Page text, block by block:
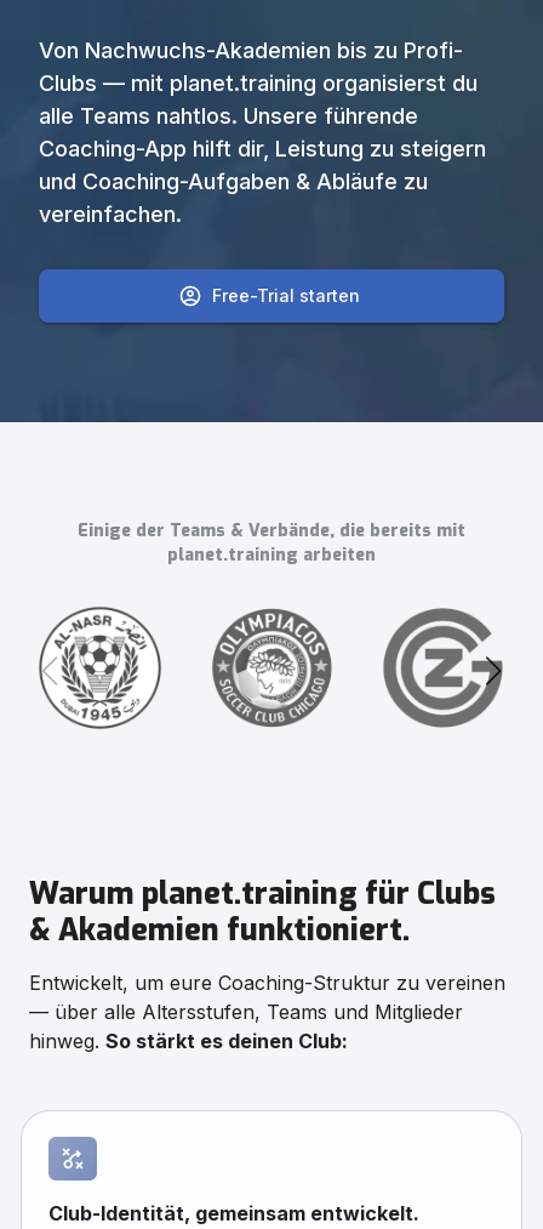
Von Nachwuchs-Akademien bis zu Profi-
Clubs — mit planet.training organisierst du
alle Teams nahtlos. Unsere führende
Coaching-App hilft dir, Leistung zu steigern
und Coaching-Aufgaben & Abläufe zu
vereinfachen.
Free-Trial starten
Einige der Teams & Verbände, die bereits mit
planet.training arbeiten
Warum planet.training für Clubs
& Akademien funktioniert.
Entwickelt, um eure Coaching-Struktur zu vereinen
— über alle Altersstufen, Teams und Mitglieder
hinweg. So stärkt es deinen Club:
Club-Identität, gemeinsam entwickelt.